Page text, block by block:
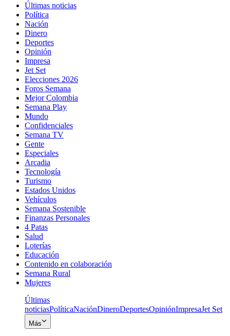
Últimas noticias
Política
Nación
Dinero
Deportes
Opinión
Impresa
Jet Set
Elecciones 2026
Foros Semana
Mejor Colombia
Semana Play
Mundo
Confidenciales
Semana TV
Gente
Especiales
Arcadia
Tecnología
Turismo
Estados Unidos
Vehículos
Semana Sostenible
Finanzas Personales
4 Patas
Salud
Loterías
Educación
Contenido en colaboración
Semana Rural
Mujeres
Últimas
noticiasPolíticaNaciónDineroDeportesOpiniónImpresaJet Set
Más